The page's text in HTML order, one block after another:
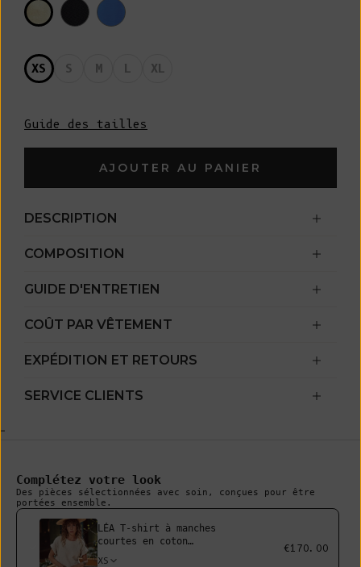
XS S M L XL
Guide des tailles
AJOUTER AU PANIER
DESCRIPTION
COMPOSITION
GUIDE D'ENTRETIEN
COÛT PAR VÊTEMENT
EXPÉDITION ET RETOURS
SERVICE CLIENTS
-
Complétez votre look
Des pièces sélectionnées avec soin, conçues pour être
portées ensemble.
LÉA T-shirt à manches
courtes en coton
XS
€170.00